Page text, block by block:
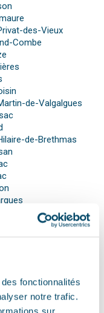
fonctionnalités
notre trafic.
sur
des-Vieux
Combe
de-Valgalgues
de-Brethmas
du-Fort
Saint-Vincent
?